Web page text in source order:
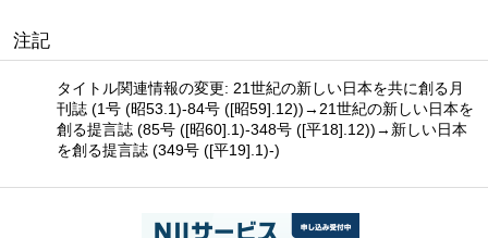
注記
タイトル関連情報の変更: 21世紀の新しい日本を共に創る月
刊誌 (1号 (昭53.1)-84号 ([昭59].12))→21世紀の新しい日本を
創る提言誌 (85号 ([昭60].1)-348号 ([平18].12))→新しい日本
を創る提言誌 (349号 ([平19].1)-)